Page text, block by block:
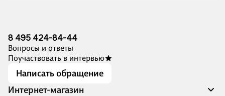
8 495 424-84-44
Вопросы и ответы
Поучаствовать в интервью
Написать обращение
Интернет-магазин